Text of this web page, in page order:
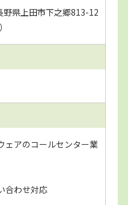
県上田市下之郷813-12
ェアのコールセンター業
合わせ対応